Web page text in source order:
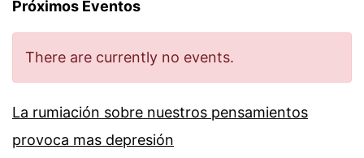
Próximos Eventos
There are currently no events.
La rumiación sobre nuestros pensamientos
provoca mas depresión